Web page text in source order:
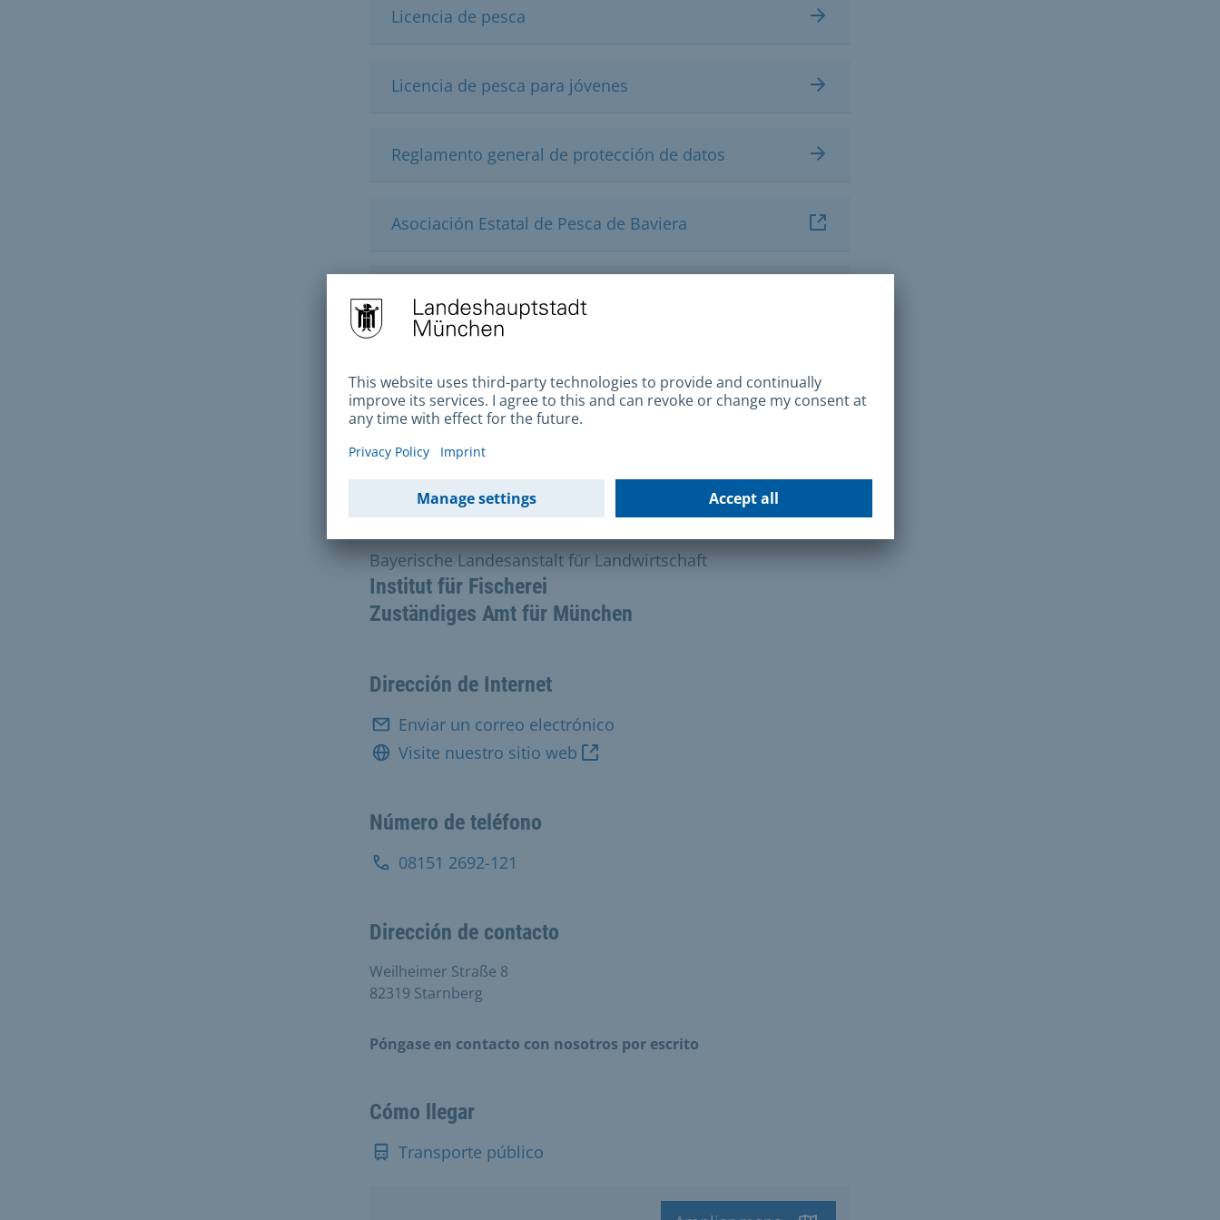
Licencia de pesca
Licencia de pesca para jóvenes
Reglamento general de protección de datos
Asociación Estatal de Pesca de Baviera
Contacto
Institut für Fischerei
Zuständiges Amt für München
Bayerische Landesanstalt für Landwirtschaft
Dirección de Internet
Enviar un correo electrónico
Visite nuestro sitio web
Número de teléfono
08151 2692-121
Dirección de contacto
Weilheimer Straße 8
82319 Starnberg
Póngase en contacto con nosotros por escrito
Cómo llegar
Transporte público